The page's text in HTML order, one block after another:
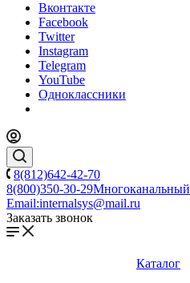
Вконтакте
Facebook
Twitter
Instagram
Telegram
YouTube
Одноклассники
8(812)642-42-70
8(800)350-30-29Многоканальный
Email:internalsys@mail.ru
Заказать звонок
Каталог